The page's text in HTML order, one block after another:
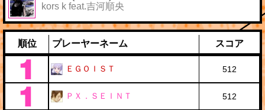
kors k feat.吉河順央
順位 プレーヤーネーム スコア
ＥＧＯＩＳＴ 512
ＰＸ．ＳＥＩＮＴ 512